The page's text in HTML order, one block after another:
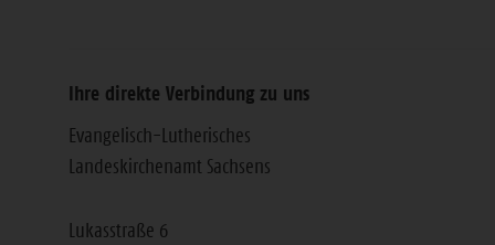
Ihre direkte Verbindung zu uns
Evangelisch-Lutherisches
Landeskirchenamt Sachsens
Lukasstraße 6